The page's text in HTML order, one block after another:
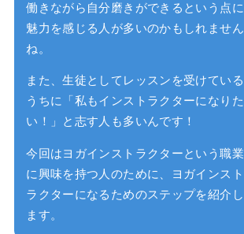
働きながら自分磨きができるという点に
魅力を感じる人が多いのかもしれません
ね。
また、生徒としてレッスンを受けている
うちに「私もインストラクターになりた
い！」と志す人も多いんです！
今回はヨガインストラクターという職業
に興味を持つ人のために、ヨガインスト
ラクターになるためのステップを紹介し
ます。